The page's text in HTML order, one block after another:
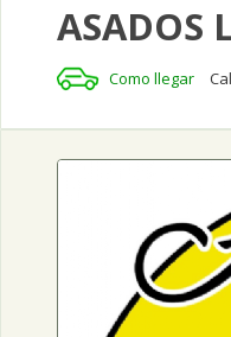
ASADOS
Como llegar